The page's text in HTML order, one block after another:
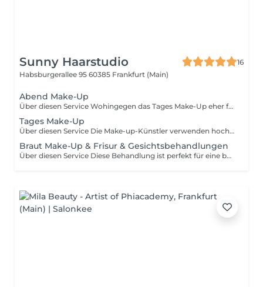
Sunny Haarstudio
16
Habsburgerallee 95 60385 Frankfurt (Main)
Abend Make-Up
Über diesen Service Wohingegen das Tages Make-Up eher frisch und dezent ist, darf es beim Abend Make-Up ruhig mal etwas glamouröser sein. Neben einer guten Grundierung, sowie Konturierung mit Blush und Highlighter, werden außerdem gerne Smokey Eyes und ein ein kräftiger Lippenstift aufgetragen.
Tages Make-Up
Über diesen Service Die Make-up-Künstler verwenden hochwertige Produkte und haben die Utensilien, sowie das Fachwissen, um dir einen makellosen Make-up-Look zu verleihen, mit dem du top gestylt bist. Ein schlichtes Tages Make-up ist der perfekte Begleiter für den Alltag, um frisch aber dennoch natürlich auszusehen. Hier lautet die Devise weniger ist mehr.
Braut Make-Up & Frisur & Gesichtsbehandlungen
Über diesen Service Diese Behandlung ist perfekt für eine baldige Braut, die sich nicht mit der Hektik beschäftigen möchte, ihr eigenes Styling an dem großen Tag zu machen. Das Make-up ist makellos, das Haar sitzt und du siehst besser aus als je zuvor. Dann bist du bereit, vor den Altar zu treten.